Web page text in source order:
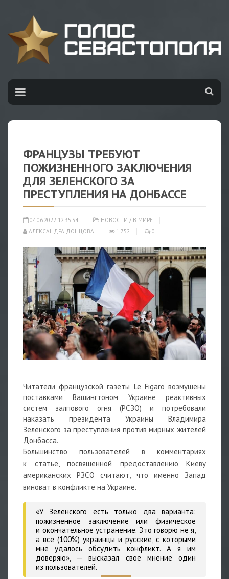
ФРАНЦУЗЫ ТРЕБУЮТ
ПОЖИЗНЕННОГО ЗАКЛЮЧЕНИЯ
ДЛЯ ЗЕЛЕНСКОГО ЗА
ПРЕСТУПЛЕНИЯ НА ДОНБАССЕ
04.06.2022 12:35:34 НОВОСТИ / В МИРЕ
АЛЕКСАНДРА ДОНЦОВА
1 752 0
Читатели французской газеты Le Figaro возмущены
поставками Вашингтоном Украине реактивных
систем залпового огня (РСЗО) и потребовали
наказать президента Украины Владимира
Зеленского за преступления против мирных жителей
Донбасса.
Большинство пользователей в комментариях
к статье, посвященной предоставлению Киеву
американских РЗСО считают, что именно Запад
виноват в конфликте на Украине.
«У Зеленского есть только два варианта:
пожизненное заключение или физическое
и окончательное устранение. Это говорю не я,
а все (100%) украинцы и русские, с которыми
мне удалось обсудить конфликт. А я им
доверяю», — высказал свое мнение один
из пользователей.